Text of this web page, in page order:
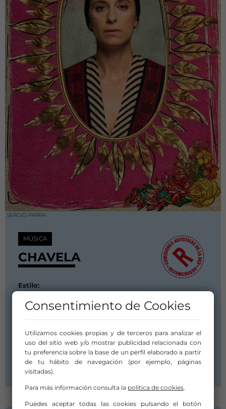
SERGIO PARRA
MÚSICA
CHAVELA
Estilo:
Fecha de Estreno:
Artista/Grupo:
PRODUCCIONES ROKAMBOLESKAS
Distribuidor/a:
GG Producción Escénica
Consentimiento de Cookies
Utilizamos cookies propias y de terceros para analizar el
uso del sitio web y/o mostrar publicidad relacionada con
tu preferencia sobre la base de un perfil elaborado a partir
de tu hábito de navegación (por ejemplo, páginas
visitadas).
Para más información consulta la política de cookies.
Puedes aceptar todas las cookies pulsando el botón